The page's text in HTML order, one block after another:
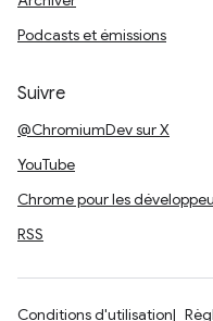
Podcasts et émissions
Suivre
@ChromiumDev sur X
YouTube
Chrome pour les
RSS
Conditions d'utilisation